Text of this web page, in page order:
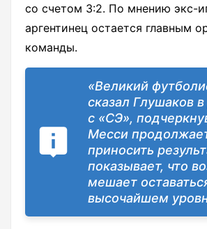
со счетом 3:2. По мнению экс-
аргентинец остается главным
команды.
«Великий
сказал Глушаков в
с «СЭ»,
Месси
приносить
показывает, что
мешает
высочайшем